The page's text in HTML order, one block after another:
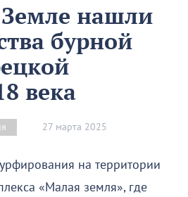
нашли
бурной
века
27 марта 2025
на территории
«Малая земля», где